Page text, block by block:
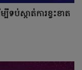
ទប់ស្កាត់ការខ្វះខាត